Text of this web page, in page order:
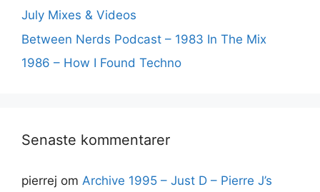
July Mixes & Videos
Between Nerds Podcast – 1983 In The Mix
1986 – How I Found Techno
Senaste kommentarer
pierrej om Archive 1995 – Just D – Pierre J’s